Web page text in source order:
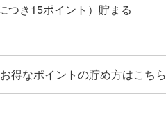
つき15ポイント）貯まる
お得なポイントの貯め方はこちら